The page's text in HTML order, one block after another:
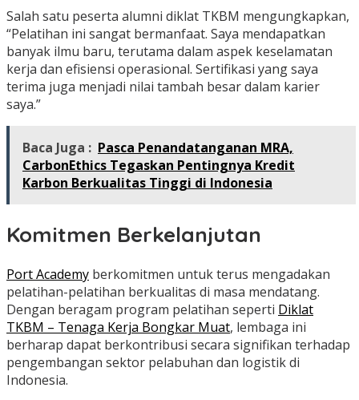
Salah satu peserta alumni diklat TKBM mengungkapkan,
“Pelatihan ini sangat bermanfaat. Saya mendapatkan
banyak ilmu baru, terutama dalam aspek keselamatan
kerja dan efisiensi operasional. Sertifikasi yang saya
terima juga menjadi nilai tambah besar dalam karier
saya.”
Baca Juga : Pasca Penandatanganan MRA,
CarbonEthics Tegaskan Pentingnya Kredit
Karbon Berkualitas Tinggi di Indonesia
Komitmen Berkelanjutan
Port Academy berkomitmen untuk terus mengadakan
pelatihan-pelatihan berkualitas di masa mendatang.
Dengan beragam program pelatihan seperti Diklat
TKBM – Tenaga Kerja Bongkar Muat, lembaga ini
berharap dapat berkontribusi secara signifikan terhadap
pengembangan sektor pelabuhan dan logistik di
Indonesia.